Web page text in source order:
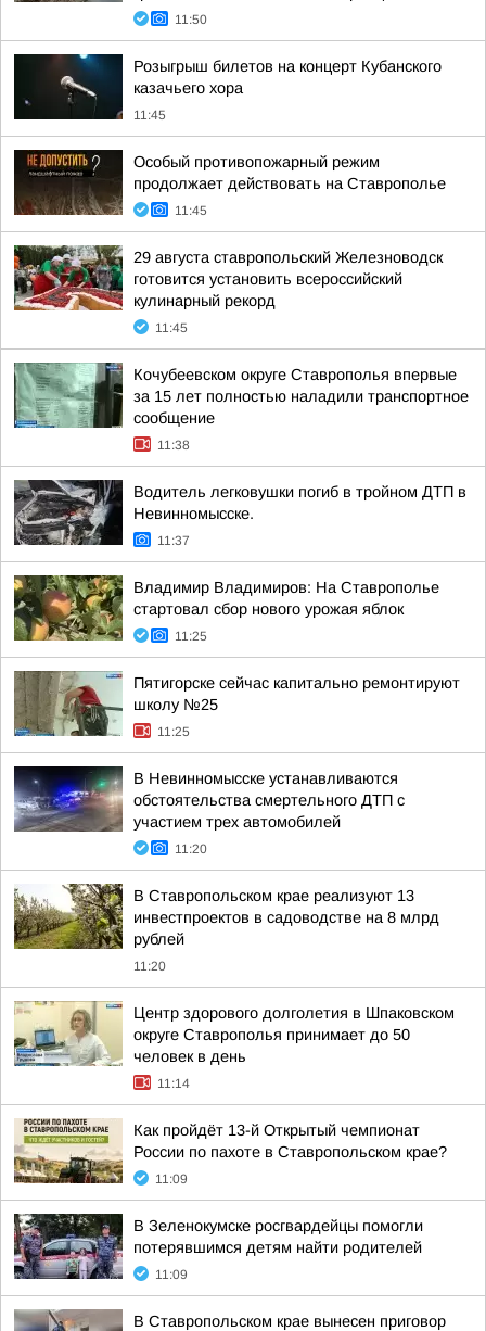
11:50
Розыгрыш билетов на концерт Кубанского
казачьего хора
11:45
Особый противопожарный режим
продолжает действовать на Ставрополье
11:45
29 августа ставропольский Железноводск
готовится установить всероссийский
кулинарный рекорд
11:45
Кочубеевском округе Ставрополья впервые
за 15 лет полностью наладили транспортное
сообщение
11:38
Водитель легковушки погиб в тройном ДТП в
Невинномысске.
11:37
Владимир Владимиров: На Ставрополье
стартовал сбор нового урожая яблок
11:25
Пятигорске сейчас капитально ремонтируют
школу №25
11:25
В Невинномысске устанавливаются
обстоятельства смертельного ДТП с
участием трех автомобилей
11:20
В Ставропольском крае реализуют 13
инвестпроектов в садоводстве на 8 млрд
рублей
11:20
Центр здорового долголетия в Шпаковском
округе Ставрополья принимает до 50
человек в день
11:14
Как пройдёт 13-й Открытый чемпионат
России по пахоте в Ставропольском крае?
11:09
В Зеленокумске росгвардейцы помогли
потерявшимся детям найти родителей
11:09
В Ставропольском крае вынесен приговор